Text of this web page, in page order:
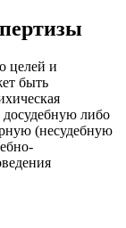
целей и
быть
досудебную либо
(несудебную